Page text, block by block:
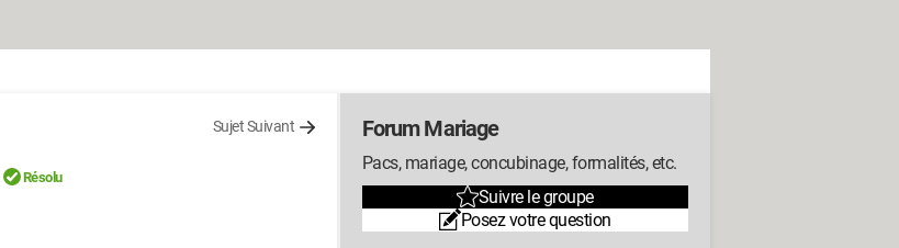
Sujet Suivant
Résolu
Forum Mariage
Pacs, mariage, concubinage, formalités, etc.
Suivre le groupe
Posez votre question